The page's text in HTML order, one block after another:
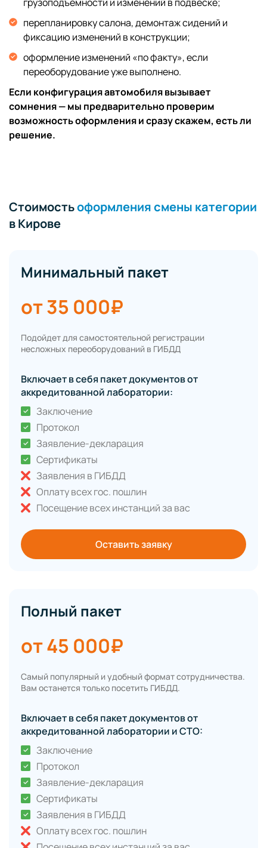
перепланировку салона, демонтаж сидений и
фиксацию изменений в конструкции;
оформление изменений «по факту», если
переоборудование уже выполнено.
Если конфигурация автомобиля вызывает
сомнения — мы предварительно проверим
возможность оформления и сразу скажем, есть ли
решение.
Стоимостьоформления смены категории
в Кирове
Минимальный пакет
от 35 000₽
Подойдет для самостоятельной регистрации
несложных переоборудований в ГИБДД
Включает в себя пакет документов от
аккредитованной лаборатории:
Заключение
Протокол
Заявление-декларация
Сертификаты
Заявления в ГИБДД
Оплату всех гос. пошлин
Посещение всех инстанций за вас
Оставить заявку
Полный пакет
от 45 000₽
Самый популярный и удобный формат сотрудничества.
Вам останется только посетить ГИБДД.
Включает в себя пакет документов от
аккредитованной лаборатории и СТО:
Заключение
Протокол
Заявление-декларация
Сертификаты
Заявления в ГИБДД
Оплату всех гос. пошлин